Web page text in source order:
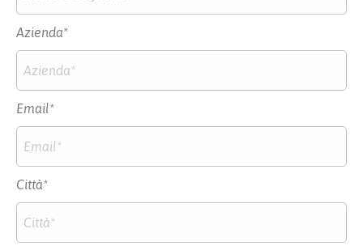
Azienda*
Email*
Città*